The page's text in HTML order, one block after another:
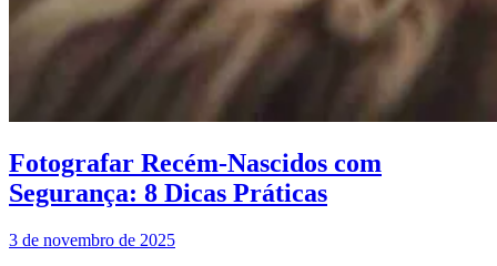
Fotografar Recém-Nascidos com
Segurança: 8 Dicas Práticas
3 de novembro de 2025